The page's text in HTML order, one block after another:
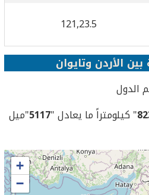
121,23.5
الأردن وتايوان
الدول
" كيلومتراً ما يعادل "5117"ميل
+
−